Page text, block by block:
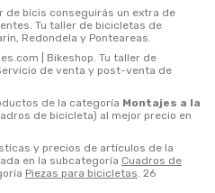
de bicis conseguirás un extra de
Tu taller de bicicletas de
Redondela y Ponteareas.
| Bikeshop. Tu taller de
de venta y post-venta de
de la categoría Montajes a la
de bicicleta) al mejor precio en
y precios de artículos de la
en la subcategoría Cuadros de
Piezas para bicicletas. 26